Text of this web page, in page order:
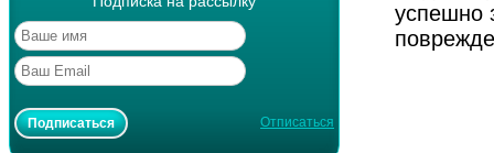
Отписаться
успешно